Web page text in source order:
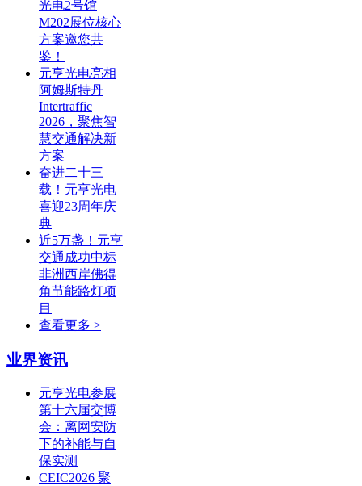
光电2号馆
M202展位核心
方案邀您共
鉴！
元亨光电亮相
阿姆斯特丹
Intertraffic
2026，聚焦智
慧交通解决新
方案
奋进二十三
载！元亨光电
喜迎23周年庆
典
近5万盏！元亨
交通成功中标
非洲西岸佛得
角节能路灯项
目
查看更多 >
业界资讯
元亨光电参展
第十六届交博
会：离网安防
下的补能与自
保实测
CEIC2026 聚